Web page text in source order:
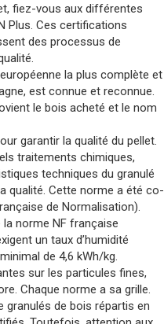
fiez-vous aux différentes
Plus. Ces certifications
des processus de
la plus complète et
est connue et reconnue.
le bois acheté et le nom
garantir la qualité du pellet.
traitements chimiques,
techniques du granulé
qualité. Cette norme a été co-
de Normalisation).
la norme NF française
un taux d’humidité
de 4,6 kWh/kg.
sur les particules fines,
Chaque norme a sa grille.
granulés de bois répartis en